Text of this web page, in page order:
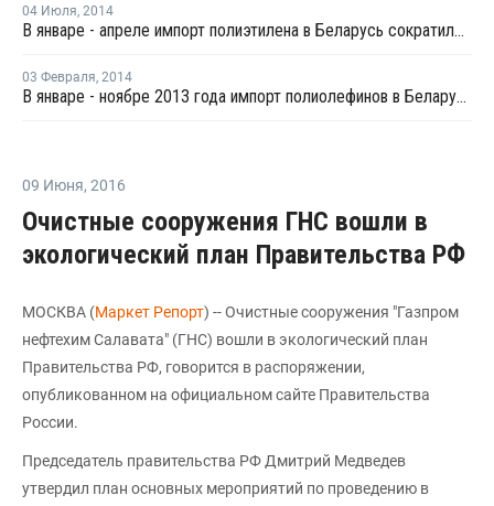
04 Июля, 2014
В январе - апреле импорт полиэтилена в Беларусь сократился на 24%
03 Февраля, 2014
В январе - ноябре 2013 года импорт полиолефинов в Беларусь сократился на 5%
09 Июня, 2016
Очистные сооружения ГНС вошли в
экологический план Правительства РФ
МОСКВА (Маркет Репорт) -- Очистные сооружения "Газпром
нефтехим Салавата" (ГНС) вошли в экологический план
Правительства РФ, говорится в распоряжении,
опубликованном на официальном сайте Правительства
России.
Председатель правительства РФ Дмитрий Медведев
утвердил план основных мероприятий по проведению в